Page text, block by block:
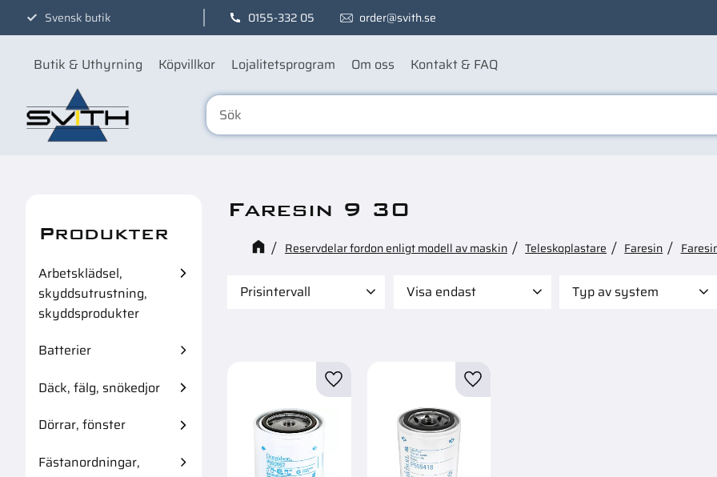
Svensk butik 0155-332 05 order@svith.se
Butik & Uthyrning Köpvillkor Lojalitetsprogram Om oss Kontakt & FAQ
Faresin 9 30
Reservdelar fordon enligt modell av maskin Teleskoplastare Faresin
Prisintervall Visa endast Typ av system
Lägg till i favoriter Lägg till i favoriter
Produkter
Arbetsklädsel,
skyddsutrustning,
skyddsprodukter
Batterier
Däck, fälg, snökedjor
Dörrar, fönster
Fästanordningar,